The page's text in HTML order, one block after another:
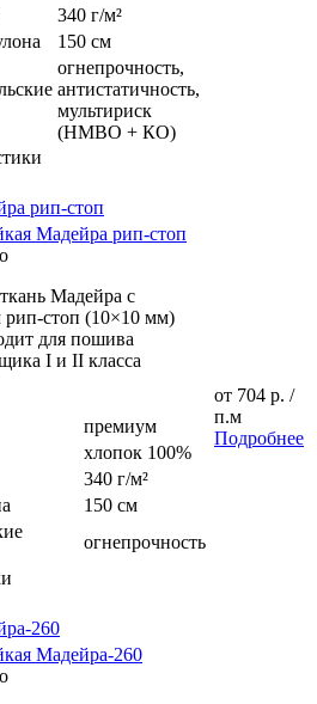
340 г/м²
150 см
огнепрочность,
антистатичность,
мультириск
(НМВО + КО)
рип-стоп
Мадейра рип-стоп
Мадейра с
рип-стоп (10×10 мм)
для пошива
I и II класса
премиум
хлопок 100%
340 г/м²
150 см
огнепрочность
от 704 р. /
п.м
Подробнее
260
Мадейра-260